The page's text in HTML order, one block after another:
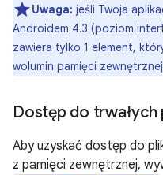
Uwaga: jeśli Twoja
Androidem 4.3 (poziom
zawiera tylko 1 element,
wolumin pamięci
Dostęp do trwałych
Aby uzyskać dostęp do
z pamięci zewnętrznej,